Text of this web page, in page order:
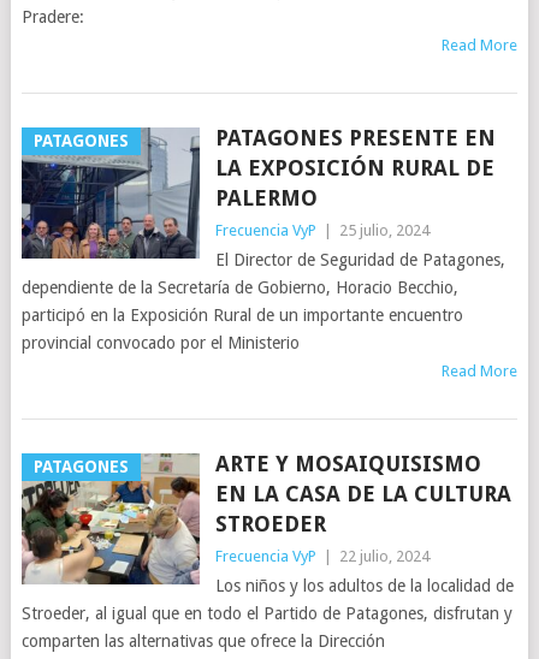
Pradere:
Read More
PATAGONES
PATAGONES PRESENTE EN
LA EXPOSICIÓN RURAL DE
PALERMO
Frecuencia VyP 25 julio, 2024
El Director de Seguridad de Patagones,
dependiente de la Secretaría de Gobierno, Horacio Becchio,
participó en la Exposición Rural de un importante encuentro
provincial convocado por el Ministerio
Read More
PATAGONES
ARTE Y MOSAIQUISISMO
EN LA CASA DE LA CULTURA
STROEDER
Frecuencia VyP 22 julio, 2024
Los niños y los adultos de la localidad de
Stroeder, al igual que en todo el Partido de Patagones, disfrutan y
comparten las alternativas que ofrece la Dirección